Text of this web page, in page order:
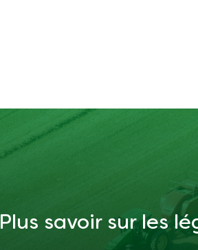
Plus savoir sur les